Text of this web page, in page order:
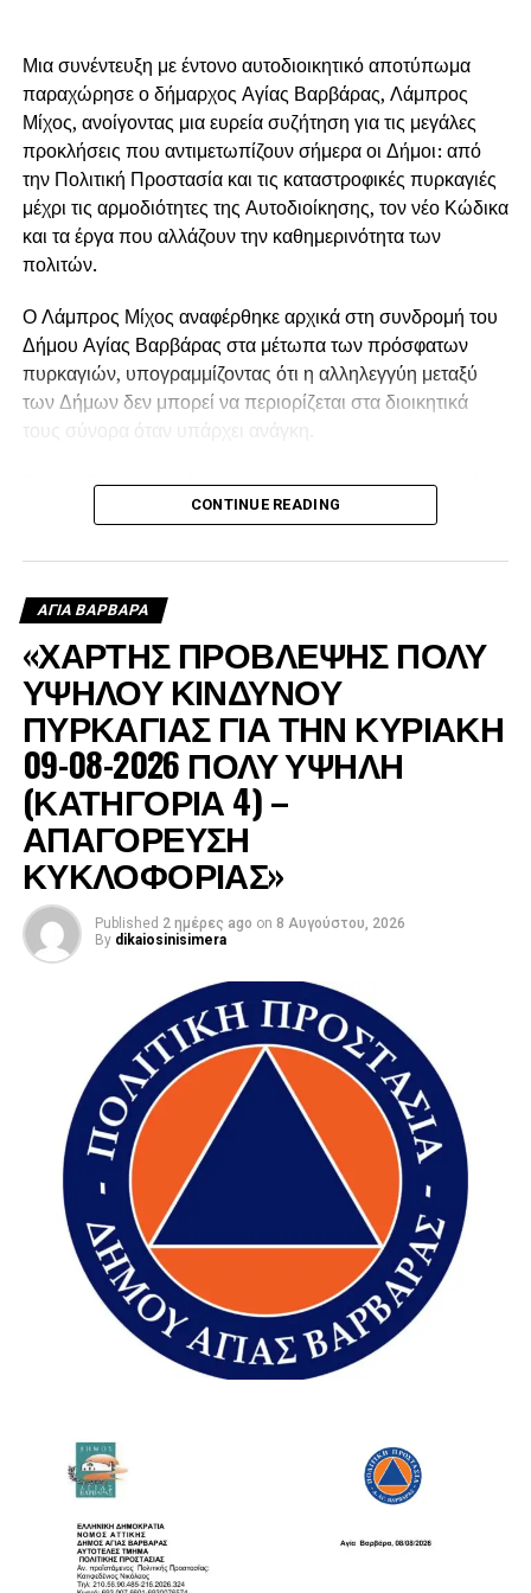
Μια συνέντευξη με έντονο αυτοδιοικητικό αποτύπωμα
παραχώρησε ο δήμαρχος Αγίας Βαρβάρας, Λάμπρος
Μίχος, ανοίγοντας μια ευρεία συζήτηση για τις μεγάλες
προκλήσεις που αντιμετωπίζουν σήμερα οι Δήμοι: από
την Πολιτική Προστασία και τις καταστροφικές πυρκαγιές
μέχρι τις αρμοδιότητες της Αυτοδιοίκησης, τον νέο Κώδικα
και τα έργα που αλλάζουν την καθημερινότητα των
πολιτών.
Ο Λάμπρος Μίχος αναφέρθηκε αρχικά στη συνδρομή του
Δήμου Αγίας Βαρβάρας στα μέτωπα των πρόσφατων
πυρκαγιών, υπογραμμίζοντας ότι η αλληλεγγύη μεταξύ
των Δήμων δεν μπορεί να περιορίζεται στα διοικητικά
τους σύνορα όταν υπάρχει ανάγκη.
Όπως εξήγησε, ο Δήμος έστειλε υδροφόρα στις πληγείσες
περιοχές, η οποία αρχικά χρησιμοποιήθηκε για τον
νερό τα ελικόπτερα, ενώ μετά τη δύση του ήλιου συνέχισε
να τροφοδοτεί με νερό τα πυροσβεστικά οχήματα.
CONTINUE READING
ΑΓΙΑ ΒΑΡΒΑΡΑ
«ΧΑΡΤΗΣ ΠΡΟΒΛΕΨΗΣ ΠΟΛΥ
ΥΨΗΛΟΥ ΚΙΝΔΥΝΟΥ
ΠΥΡΚΑΓΙΑΣ ΓΙΑ ΤΗΝ ΚΥΡΙΑΚΗ
09-08-2026 ΠΟΛΥ ΥΨΗΛΗ
(ΚΑΤΗΓΟΡΙΑ 4) –
ΑΠΑΓΟΡΕΥΣΗ
ΚΥΚΛΟΦΟΡΙΑΣ»
Published 2 ημέρες ago on 8 Αυγούστου, 2026
By dikaiosinisimera